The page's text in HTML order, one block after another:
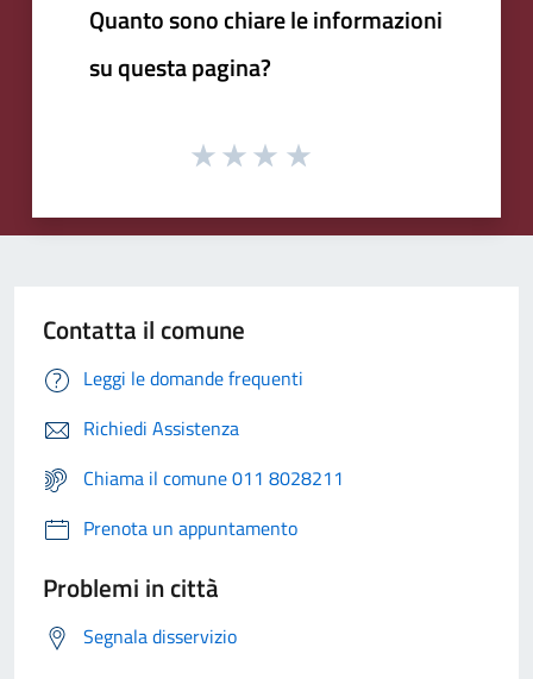
Quanto sono chiare le informazioni
su questa pagina?
Contatta il comune
Leggi le domande frequenti
Richiedi Assistenza
Chiama il comune 011 8028211
Prenota un appuntamento
Problemi in città
Segnala disservizio